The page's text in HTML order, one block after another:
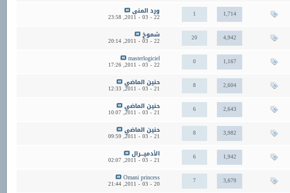
1 1,714 ورد المنى
22 - 03 - 2011,
23:58
20 4,942 شموخ
22 - 03 - 2011,
20:14
0 1,167
masterlogiciel
22 - 03 - 2011,
17:26
8 2,604 حنين الماضي
21 - 03 - 2011,
12:33
6 2,643 حنين الماضي
21 - 03 - 2011,
10:07
8 3,982 حنين الماضي
21 - 03 - 2011,
09:59
6 1,942 الأدميـــرال
21 - 03 - 2011,
02:07
7 3,679
Omani princess
20 - 03 - 2011,
21:44